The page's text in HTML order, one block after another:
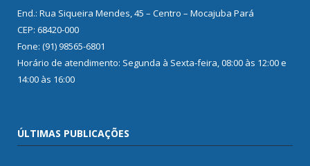
End.: Rua Siqueira Mendes, 45 – Centro – Mocajuba Pará
CEP: 68420-000
Fone: (91) 98565-6801
Horário de atendimento: Segunda à Sexta-feira, 08:00 às 12:00 e
14:00 às 16:00
ÚLTIMAS PUBLICAÇÕES